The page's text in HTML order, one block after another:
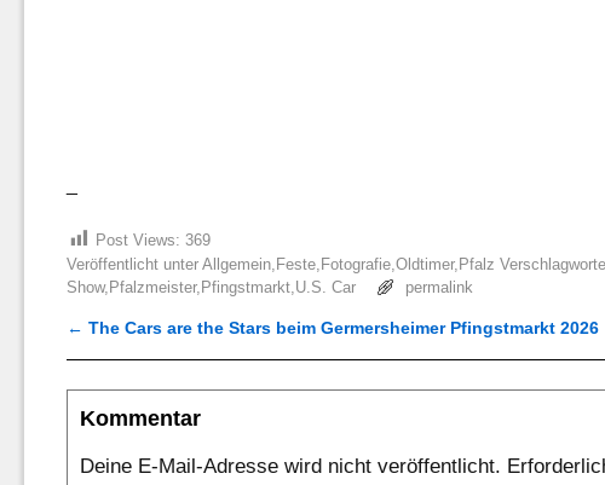
Post Views: 369
Veröffentlicht unter Allgemein, Feste, Fotografie,Oldtimer, Pfalz
Show, Pfalzmeister, Pfingstmarkt,U.S. Car permalink
Artikelnavigation
← The Cars are the Stars beim Germersheimer Pfingstmarkt 2026
Kommentar
Deine E-Mail-Adresse wird nicht veröffentlicht.